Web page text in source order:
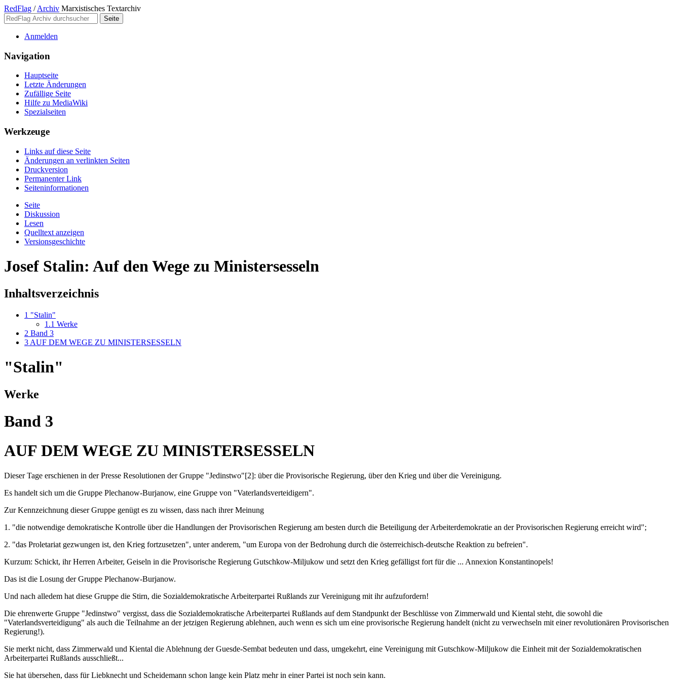
RedFlag / Archiv Marxistisches Textarchiv
Anmelden
Navigation
Hauptseite
Letzte Änderungen
Zufällige Seite
Hilfe zu MediaWiki
Spezialseiten
Werkzeuge
Links auf diese Seite
Änderungen an verlinkten Seiten
Druckversion
Permanenter Link
Seiten­­informationen
Seite
Diskussion
Lesen
Quelltext anzeigen
Versionsgeschichte
Josef Stalin: Auf den Wege zu Ministersesseln
Inhaltsverzeichnis
1 "Stalin"
1.1 Werke
2 Band 3
3 AUF DEM WEGE ZU MINISTERSESSELN
"Stalin"
Werke
Band 3
AUF DEM WEGE ZU MINISTERSESSELN
Dieser Tage erschienen in der Presse Resolutionen der Gruppe "Jedinstwo"[2]: über die Provisorische Regierung, über den Krieg und über die Vereinigung.
Es handelt sich um die Gruppe Plechanow-Burjanow, eine Gruppe von "Vaterlandsverteidigern".
Zur Kennzeichnung dieser Gruppe genügt es zu wissen, dass nach ihrer Meinung
1. "die notwendige demokratische Kontrolle über die Handlungen der Provisorischen Regierung am besten durch die Beteiligung der Arbeiterdemokratie an der Provisorischen Regierung erreicht wird";
2. "das Proletariat gezwungen ist, den Krieg fortzusetzen", unter anderem, "um Europa von der Bedrohung durch die österreichisch-deutsche Reaktion zu befreien".
Kurzum: Schickt, ihr Herren Arbeiter, Geiseln in die Provisorische Regierung Gutschkow-Miljukow und setzt den Krieg gefälligst fort für die ... Annexion Konstantinopels!
Das ist die Losung der Gruppe Plechanow-Burjanow.
Und nach alledem hat diese Gruppe die Stirn, die Sozialdemokratische Arbeiterpartei Rußlands zur Vereinigung mit ihr aufzufordern!
Die ehrenwerte Gruppe "Jedinstwo" vergisst, dass die Sozialdemokratische Arbeiterpartei Rußlands auf dem Standpunkt der Beschlüsse von Zimmerwald und Kiental steht, die sowohl die
"Vaterlandsverteidigung" als auch die Teilnahme an der jetzigen Regierung ablehnen, auch wenn es sich um eine provisorische Regierung handelt (nicht zu verwechseln mit einer revolutionären Provisorischen
Regierung!).
Sie merkt nicht, dass Zimmerwald und Kiental die Ablehnung der Guesde-Sembat bedeuten und dass, umgekehrt, eine Vereinigung mit Gutschkow-Miljukow die Einheit mit der Sozialdemokratischen
Arbeiterpartei Rußlands ausschließt...
Sie hat übersehen, dass für Liebknecht und Scheidemann schon lange kein Platz mehr in einer Partei ist noch sein kann.